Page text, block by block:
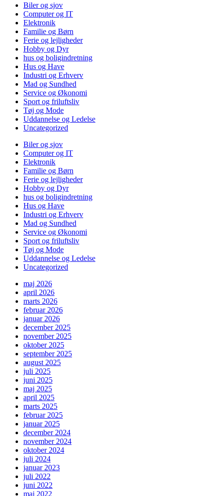
Biler og sjov
Computer og IT
Elektronik
Familie og Børn
Ferie og lejligheder
Hobby og Dyr
hus og boligindretning
Hus og Have
Industri og Erhverv
Mad og Sundhed
Service og Økonomi
Sport og friluftsliv
Tøj og Mode
Uddannelse og Ledelse
Uncategorized
Biler og sjov
Computer og IT
Elektronik
Familie og Børn
Ferie og lejligheder
Hobby og Dyr
hus og boligindretning
Hus og Have
Industri og Erhverv
Mad og Sundhed
Service og Økonomi
Sport og friluftsliv
Tøj og Mode
Uddannelse og Ledelse
Uncategorized
maj 2026
april 2026
marts 2026
februar 2026
januar 2026
december 2025
november 2025
oktober 2025
september 2025
august 2025
juli 2025
juni 2025
maj 2025
april 2025
marts 2025
februar 2025
januar 2025
december 2024
november 2024
oktober 2024
juli 2024
januar 2023
juli 2022
juni 2022
maj 2022